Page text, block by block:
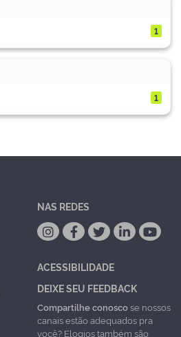
1
1
NAS REDES
ACESSIBILIDADE
DEIXE SEU FEEDBACK
Compartilhe conoscose nossos
canais estão adequados pra
você? Elogios também são